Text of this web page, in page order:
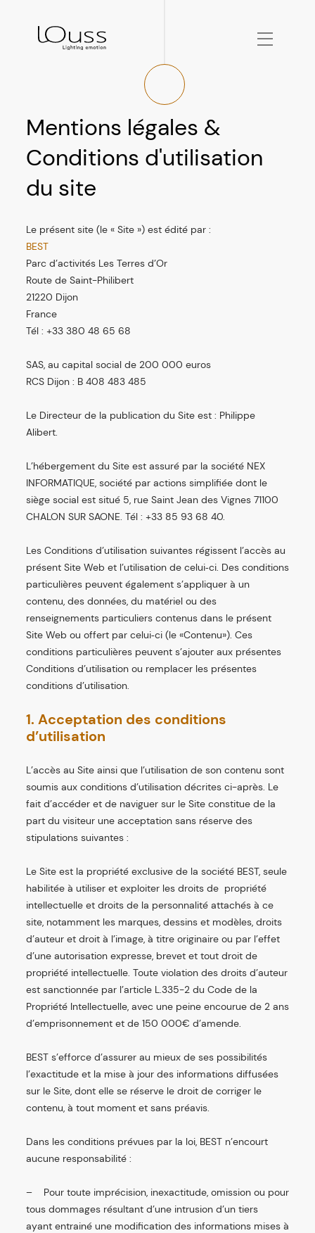
Mentions légales &
Conditions d'utilisation
du site
Le présent site (le « Site ») est édité par :
BEST
Parc d’activités Les Terres d’Or
Route de Saint-Philibert
21220 Dijon
France
Tél : +33 380 48 65 68
SAS, au capital social de 200 000 euros
RCS Dijon : B 408 483 485
Le Directeur de la publication du Site est : Philippe
Alibert.
L’hébergement du Site est assuré par la société NEX
INFORMATIQUE, société par actions simplifiée dont le
siège social est situé 5, rue Saint Jean des Vignes 71100
CHALON SUR SAONE. Tél : +33 85 93 68 40.
Les Conditions d’utilisation suivantes régissent l’accès au
présent Site Web et l’utilisation de celui‑ci. Des conditions
particulières peuvent également s’appliquer à un
contenu, des données, du matériel ou des
renseignements particuliers contenus dans le présent
Site Web ou offert par celui‑ci (le «Contenu»). Ces
conditions particulières peuvent s’ajouter aux présentes
Conditions d’utilisation ou remplacer les présentes
conditions d’utilisation.
1. Acceptation des conditions
d’utilisation
L’accès au Site ainsi que l’utilisation de son contenu sont
soumis aux conditions d’utilisation décrites ci-après. Le
fait d’accéder et de naviguer sur le Site constitue de la
part du visiteur une acceptation sans réserve des
stipulations suivantes :
Le Site est la propriété exclusive de la société BEST, seule
habilitée à utiliser et exploiter les droits de propriété
intellectuelle et droits de la personnalité attachés à ce
site, notamment les marques, dessins et modèles, droits
d’auteur et droit à l’image, à titre originaire ou par l’effet
d’une autorisation expresse, brevet et tout droit de
propriété intellectuelle. Toute violation des droits d’auteur
est sanctionnée par l’article L.335-2 du Code de la
Propriété Intellectuelle, avec une peine encourue de 2 ans
d’emprisonnement et de 150 000€ d’amende.
BEST s’efforce d’assurer au mieux de ses possibilités
l’exactitude et la mise à jour des informations diffusées
sur le Site, dont elle se réserve le droit de corriger le
contenu, à tout moment et sans préavis.
Dans les conditions prévues par la loi, BEST n’encourt
aucune responsabilité :
– Pour toute imprécision, inexactitude, omission ou pour
tous dommages résultant d’une intrusion d’un tiers
ayant entrainé une modification des informations mises à